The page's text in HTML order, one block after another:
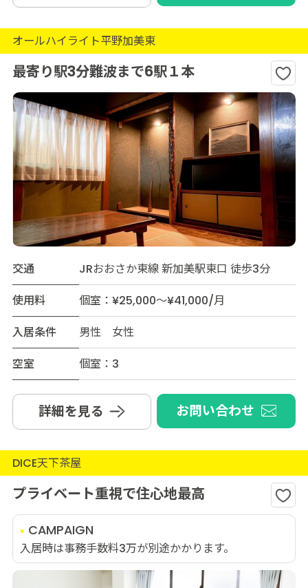
オールハイライト平野加美東
最寄り駅3分難波まで6駅１本
交通
JRおおさか東線 新加美駅東口 徒歩3分
使用料
個室：¥25,000～¥41,000/月
入居条件
男性 女性
空室
個室：3
詳細を見る お問い合わせ
DICE天下茶屋
プライベート重視で住心地最高
CAMPAIGN
入居時は事務手数料3万が別途かかります。